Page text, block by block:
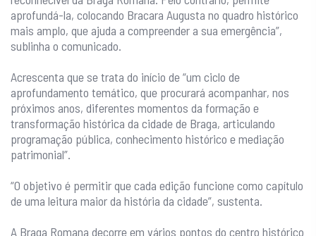
aprofundá-la, colocando Bracara Augusta no quadro histórico
mais amplo, que ajuda a compreender a sua emergência”,
sublinha o comunicado.
Acrescenta que se trata do início de “um ciclo de
aprofundamento temático, que procurará acompanhar, nos
próximos anos, diferentes momentos da formação e
transformação histórica da cidade de Braga, articulando
programação pública, conhecimento histórico e mediação
patrimonial”.
“O objetivo é permitir que cada edição funcione como capítulo
de uma leitura maior da história da cidade”, sustenta.
A Braga Romana decorre em vários pontos do centro histórico